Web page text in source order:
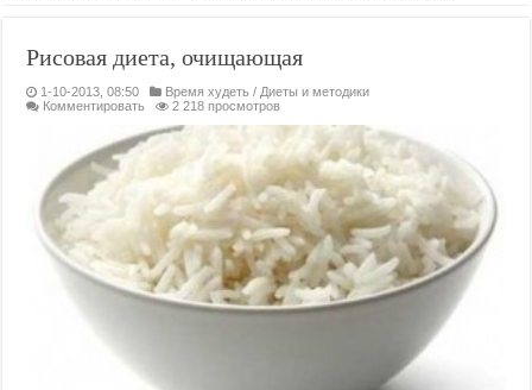
Рисовая диета, очищающая
1-10-2013, 08:50 Время худеть / Диеты и методики
Комментировать
2 218 просмотров